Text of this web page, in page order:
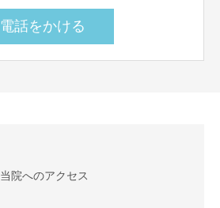
電話をかける
当院へのアクセス